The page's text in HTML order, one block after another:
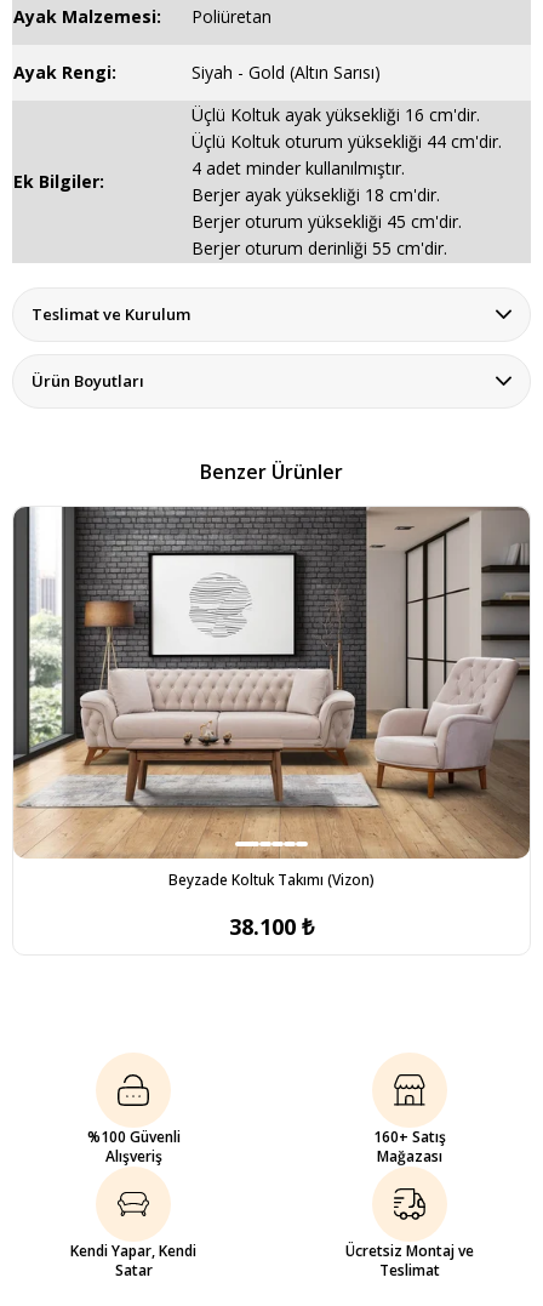
Ayak Malzemesi: Poliüretan
Ayak Rengi: Siyah - Gold (Altın Sarısı)
Ek Bilgiler:
Üçlü Koltuk ayak yüksekliği 16 cm'dir.
Üçlü Koltuk oturum yüksekliği 44 cm'dir.
4 adet minder kullanılmıştır.
Berjer ayak yüksekliği 18 cm'dir.
Berjer oturum yüksekliği 45 cm'dir.
Berjer oturum derinliği 55 cm'dir.
Teslimat ve Kurulum
Ürün Boyutları
Benzer Ürünler
Beyzade Koltuk Takımı (Vizon)
38.100 ₺
%100 Güvenli
Alışveriş
160+ Satış
Mağazası
Kendi Yapar, Kendi
Satar
Ücretsiz Montaj ve
Teslimat